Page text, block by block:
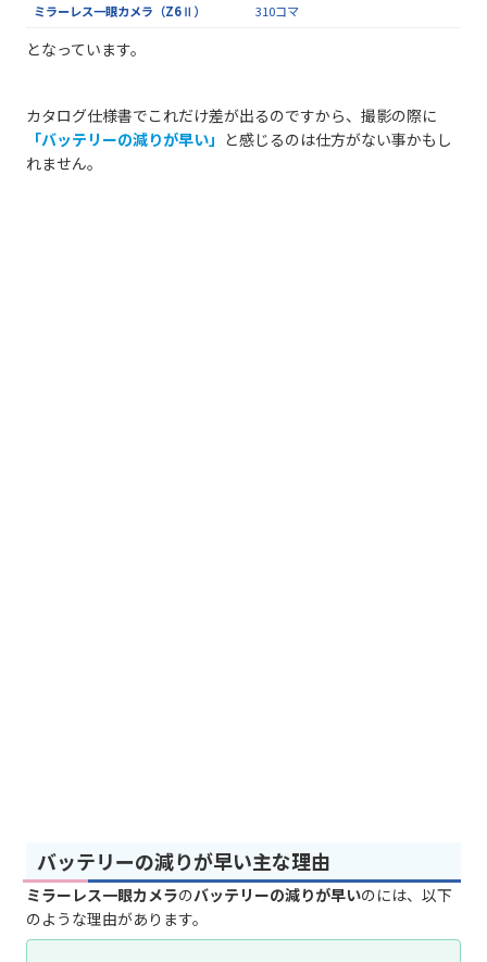
ミラーレス一眼カメラ（Z6Ⅱ）
310コマ
となっています。
カタログ仕様書でこれだけ差が出るのですから、撮影の際に
「バッテリーの減りが早い」 と感じるのは仕方がない事かもし
れません。
バッテリーの減りが早い主な理由
ミラーレス一眼カメラのバッテリーの減りが早いのには、以下
のような理由があります。